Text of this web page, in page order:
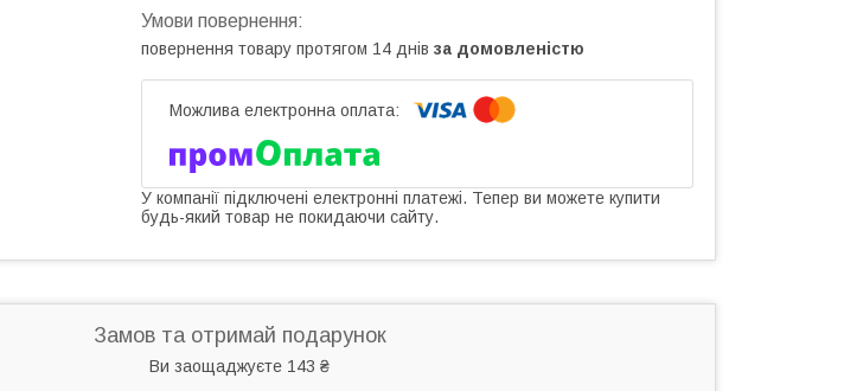
повернення товару протягом 14 днів за домовленістю
У компанії підключені електронні платежі. Тепер ви можете купити
будь-який товар не покидаючи сайту.
Замов та отримай подарунок
Ви заощаджуєте 143 ₴